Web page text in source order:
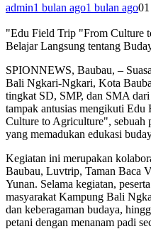
admin1 bulan ago1 bulan ago0
"Edu Field Trip "From Culture
Belajar Langsung tentang
SPIONNEWS, Baubau, –
Bali Ngkari-Ngkari, Kota
tingkat SD, SMP, dan SMA
tampak antusias mengikuti
Culture to Agriculture", sebuah
yang memadukan edukasi
Kegiatan ini merupakan
Baubau, Luvtrip, Taman Baca
Yunan. Selama kegiatan,
masyarakat Kampung Bali
dan keberagaman budaya,
petani dengan menanam padi